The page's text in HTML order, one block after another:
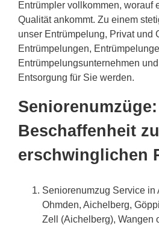
Entrümpler vollkommen, worauf
Qualität ankommt. Zu einem
unser Entrümpelung, Privat und
Entrümpelungen,
Entrümpelungsunternehmen
Entsorgung für Sie werden.
Seniorenumzüge:
Beschaffenheit zu
erschwinglichen
Seniorenumzug Service in
Ohmden, Aichelberg,
Zell (Aichelberg), Wangen